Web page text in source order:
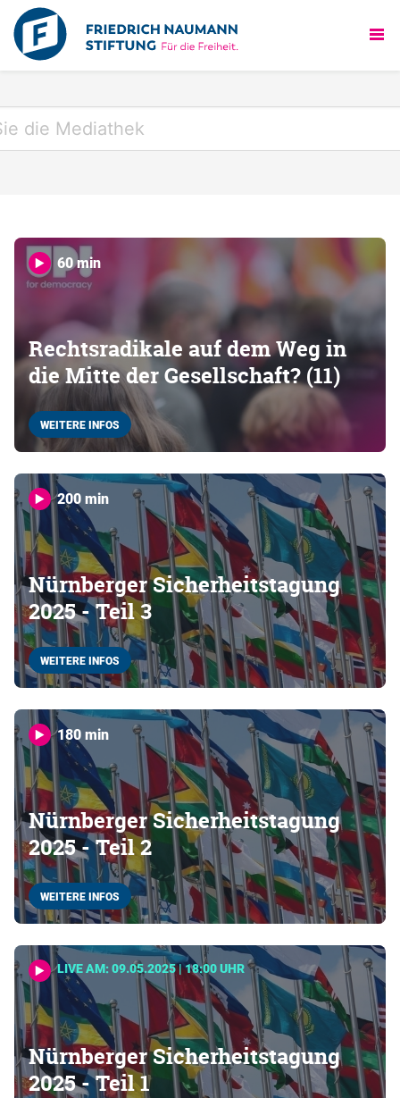
60 min
Rechtsradikale auf dem Weg in
die Mitte der Gesellschaft? (11)
WEITERE INFOS
200 min
Nürnberger Sicherheitstagung
2025 - Teil 3
WEITERE INFOS
180 min
Nürnberger Sicherheitstagung
2025 - Teil 2
WEITERE INFOS
LIVE AM: 09.05.2025 | 18:00 UHR
Nürnberger Sicherheitstagung
2025 - Teil 1